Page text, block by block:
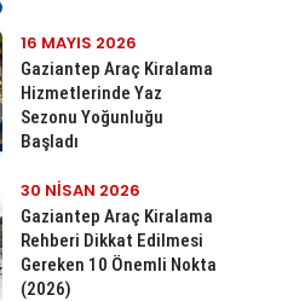
16 MAYIS 2026
Gaziantep Araç Kiralama
Hizmetlerinde Yaz
Sezonu Yoğunluğu
Başladı
30 NISAN 2026
Gaziantep Araç Kiralama
Rehberi Dikkat Edilmesi
Gereken 10 Önemli Nokta
(2026)